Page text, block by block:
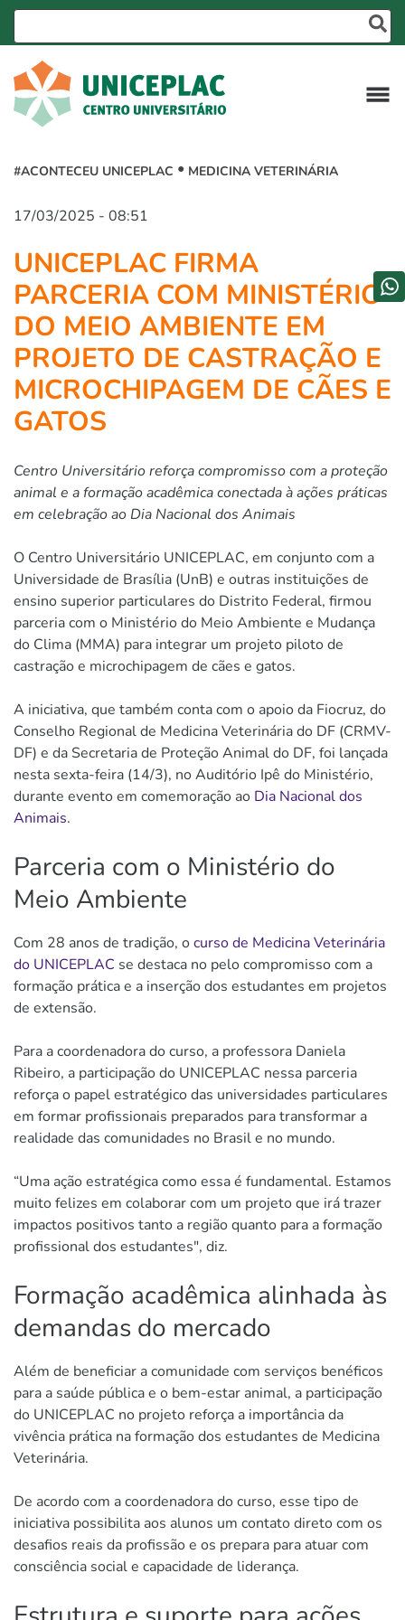
#ACONTECEU UNICEPLAC MEDICINA VETERINÁRIA
17/03/2025 - 08:51
UNICEPLAC FIRMA
PARCERIA COM MINISTÉRIO
DO MEIO AMBIENTE EM
PROJETO DE CASTRAÇÃO E
MICROCHIPAGEM DE CÃES E
GATOS
Centro Universitário reforça compromisso com a proteção
animal e a formação acadêmica conectada à ações práticas
em celebração ao Dia Nacional dos Animais
O Centro Universitário UNICEPLAC, em conjunto com a
Universidade de Brasília (UnB) e outras instituições de
ensino superior particulares do Distrito Federal, firmou
parceria com o Ministério do Meio Ambiente e Mudança
do Clima (MMA) para integrar um projeto piloto de
castração e microchipagem de cães e gatos.
A iniciativa, que também conta com o apoio da Fiocruz, do
Conselho Regional de Medicina Veterinária do DF (CRMV-
DF) e da Secretaria de Proteção Animal do DF, foi lançada
nesta sexta-feira (14/3), no Auditório Ipê do Ministério,
durante evento em comemoração ao Dia Nacional dos
Animais.
Parceria com o Ministério do
Meio Ambiente
Com 28 anos de tradição, ocurso de Medicina Veterinária
do UNICEPLAC se destaca no pelo compromisso com a
formação prática e a inserção dos estudantes em projetos
de extensão.
Para a coordenadora do curso, a professora Daniela
Ribeiro, a participação do UNICEPLAC nessa parceria
reforça o papel estratégico das universidades particulares
em formar profissionais preparados para transformar a
realidade das comunidades no Brasil e no mundo.
“Uma ação estratégica como essa é fundamental. Estamos
muito felizes em colaborar com um projeto que irá trazer
impactos positivos tanto a região quanto para a formação
profissional dos estudantes", diz.
Formação acadêmica alinhada às
demandas do mercado
Além de beneficiar a comunidade com serviços benéficos
para a saúde pública e o bem-estar animal, a participação
do UNICEPLAC no projeto reforça a importância da
vivência prática na formação dos estudantes de Medicina
Veterinária.
De acordo com a coordenadora do curso, esse tipo de
iniciativa possibilita aos alunos um contato direto com os
desafios reais da profissão e os prepara para atuar com
consciência social e capacidade de liderança.